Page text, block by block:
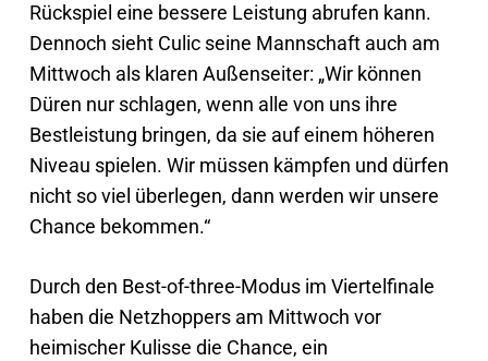
Rückspiel eine bessere Leistung abrufen kann.
Dennoch sieht Culic seine Mannschaft auch am
Mittwoch als klaren Außenseiter: „Wir können
Düren nur schlagen, wenn alle von uns ihre
Bestleistung bringen, da sie auf einem höheren
Niveau spielen. Wir müssen kämpfen und dürfen
nicht so viel überlegen, dann werden wir unsere
Chance bekommen.“
Durch den Best-of-three-Modus im Viertelfinale
haben die Netzhoppers am Mittwoch vor
heimischer Kulisse die Chance, ein